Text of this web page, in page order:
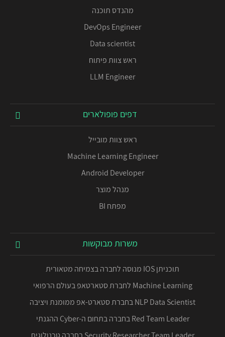
מהנדס תוכנה
DevOps Engineer
Data scientist
ראש צוות פיתוח
LLM Engineer
דפים פופולארים
ראש צוות מובייל
Machine Learning Engineer
Android Developer
מנהל מוצר
מפתח BI
משרות מבוקשות
תוכניתן IOS מנוסה לחברה בצמיחה מטאורית
Machine Learning לחברת סטארטאפ בעולם הרפואי
NLP Data Scientist בחברת סטארט-אפ ממומנת ויציבה
Red Team Leader בחברה בתחום ה-Cyber ההגנתי